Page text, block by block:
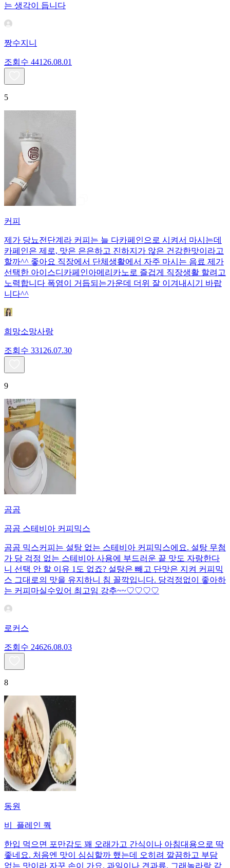
는 생각이 듭니다
짱수지니
조회수 441 26.08.01
5
커피
제가 당뇨전단계라 커피는 늘 다카페인으로 시켜서 마시는데
카페인은 제로, 맛은 은은하고 진하지가 않은 건강한맛이라고
할까^^ 좋아요 직장에서 단체생활에서 자주 마시는 음료 제가
선택한 아이스디카페인아메리카노로 즐겁게 직장생활 할려고
노력합니다 폭염이 거듭되는가운데 더위 잘 이겨내시기 바랍
니다^^
희망소망사랑
조회수 331 26.07.30
9
곰곰
곰곰 스테비아 커피믹스
곰곰 믹스커피는 설탕 없는 스테비아 커피믹스에요. 설탕 무첨
가 당 걱정 없는 스테비아 사용에 부드러운 끝 맛도 자랑한다
니 선택 안 할 이유 1도 없죠? 설탕은 빼고 단맛은 지켜 커피믹
스 그대로의 맛을 유지하니 침 꼴깍입니다. 당걱정없이 좋아하
는 커피마실수있어 최고임 강추~~♡♡♡♡
로커스
조회수 24626.08.03
8
동원
비_플레인 쿽
한입 먹으면 포만감도 꽤 오래가고 간식이나 아침대용으로 딱
좋네요. 처음엔 맛이 심심할까 했는데 오히려 깔끔하고 부담
없는 맛이라 자꾸 손이 가요. 과일이나 견과류, 그래놀라랑 같